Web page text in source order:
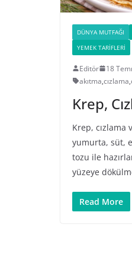
DÜNYA MUTFAĞI
YEMEK TARIFLERI
Editör 18
akıtma,cızlama,
Krep,
Krep, cızlama
yumurta, süt,
tozu ile
yüzeye
Read More